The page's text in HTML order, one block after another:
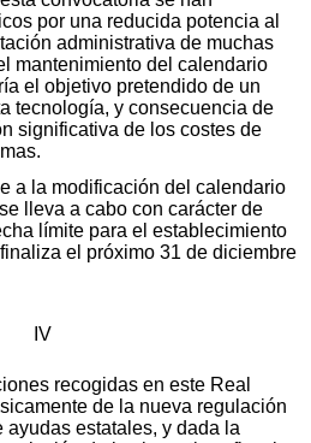
por una reducida potencia al
administrativa de muchas
mantenimiento del calendario
el objetivo pretendido de un
tecnología, y consecuencia de
significativa de los costes de
a la modificación del calendario
lleva a cabo con carácter de
límite para el establecimiento
el próximo 31 de diciembre
IV
recogidas en este Real
de la nueva regulación
estatales, y dada la